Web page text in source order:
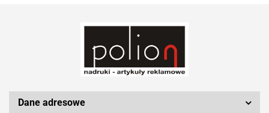
Silicon Power
Dane adresowe